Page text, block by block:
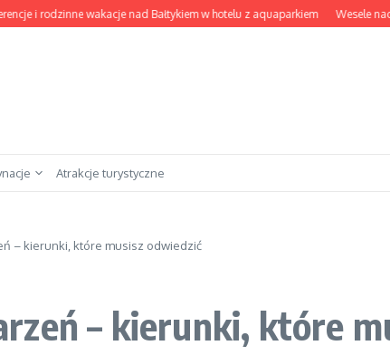
wakacje nad Bałtykiem w hotelu z aquaparkiem Wesele nad
Atrakcje turystyczne
– kierunki, które musisz odwiedzić
– kierunki, które